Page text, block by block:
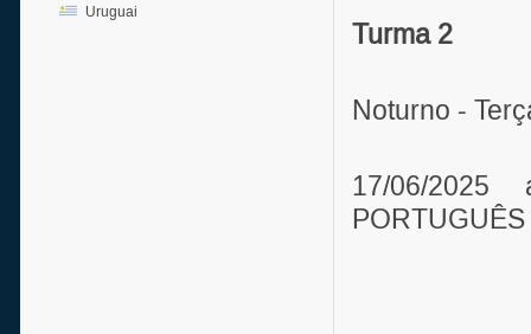
Uruguai
Turma 2
Noturno -
17/06/